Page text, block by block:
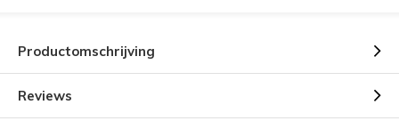
Productomschrijving
Reviews